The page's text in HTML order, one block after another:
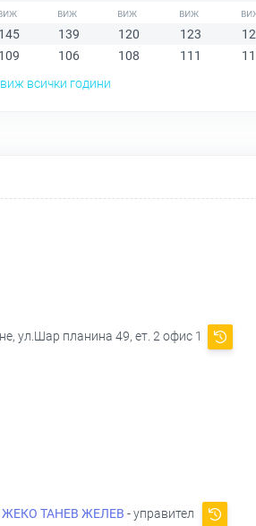
145 139 120 123
109 106 108 111
виж всички години
ул.Шар планина 49, ет. 2 офис 1
ЖЕКО ТАНЕВ ЖЕЛЕВ - управител